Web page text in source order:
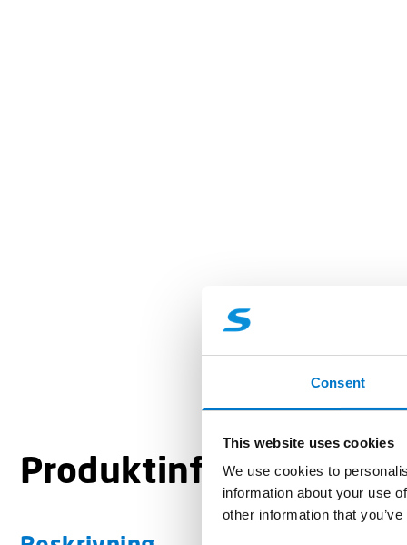
Consent
This website uses cookies
We use cookies to
information about your use
other information that
Produktinformation